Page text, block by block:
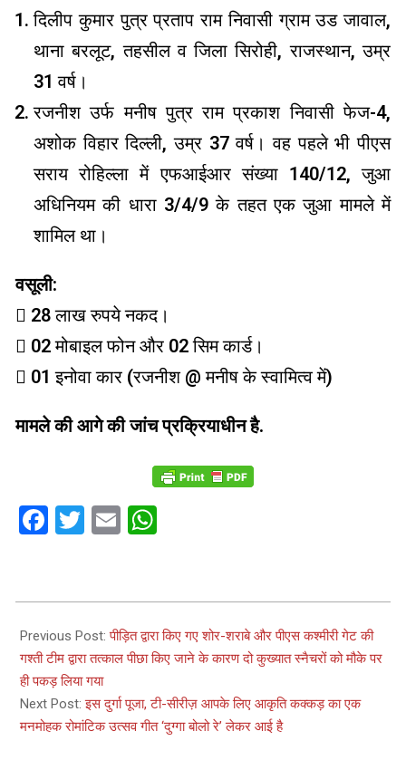
दिलीप कुमार पुत्र प्रताप राम निवासी ग्राम उड जावाल,
थाना बरलूट, तहसील व जिला सिरोही, राजस्थान, उम्र
31 वर्ष।
रजनीश उर्फ ​​मनीष पुत्र राम प्रकाश निवासी फेज-4,
अशोक विहार दिल्ली, उम्र 37 वर्ष। वह पहले भी पीएस
सराय रोहिल्ला में एफआईआर संख्या 140/12, जुआ
अधिनियम की धारा 3/4/9 के तहत एक जुआ मामले में
शामिल था।
वसूली:
 28 लाख रुपये नकद।
 02 मोबाइल फोन और 02 सिम कार्ड।
 01 इनोवा कार (रजनीश @ मनीष के स्वामित्व में)
मामले की आगे की जांच प्रक्रियाधीन है.
Facebook
Twitter
Email
10-
12
Previous Post:पीड़ित द्वारा किए गए शोर-शराबे और पीएस कश्मीरी गेट की
गश्ती टीम द्वारा तत्काल पीछा किए जाने के कारण दो कुख्यात स्नैचरों को मौके पर
ही पकड़ लिया गया
Next Post:इस दुर्गा पूजा, टी-सीरीज़ आपके लिए आकृति कक्कड़ का एक
मनमोहक रोमांटिक उत्सव गीत ‘दुग्गा बोलो रे’ लेकर आई है